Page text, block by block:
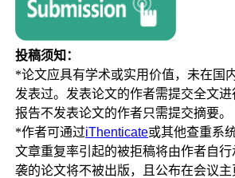
投稿须知：
*论文应具有学术或实用价值，未在国
发表过。发表论文的作者需提交全文
报告不发表论文的作者只需提交摘要。
*作者可通过iThenticate或其他查重系
文章重复率引起的被拒稿将由作者自
袭的论文将不被出版，且公布在会议主